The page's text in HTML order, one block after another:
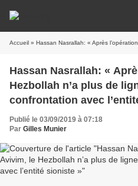
Accueil » Hassan Nasrallah: « Après l’opération Avivim, le Hezbollah
Hassan Nasrallah: «
Hezbollah n’a plus de
confrontation avec
Publié le 03/09/2019 à 07:18
Par Gilles Munier